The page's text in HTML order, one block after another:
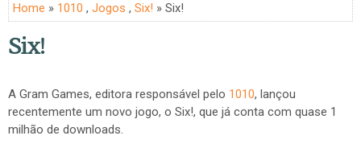
Home » 1010 , Jogos , Six! » Six!
Six!
A Gram Games, editora responsável pelo 1010, lançou
recentemente um novo jogo, o Six!, que já conta com quase 1
milhão de downloads.